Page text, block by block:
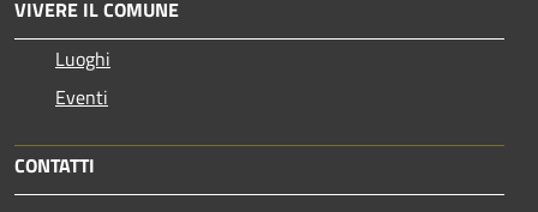
VIVERE IL COMUNE
Luoghi
Eventi
CONTATTI